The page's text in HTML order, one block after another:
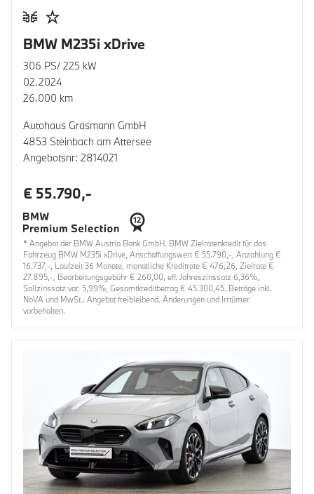
BMW M235i xDrive
306 PS/ 225 kW
02.2024
26.000 km
Autohaus Grasmann GmbH
4853 Steinbach am Attersee
Angebotsnr: 2814021
€ 55.790,-
* Angebot der BMW Austria Bank GmbH. BMW Zielratenkredit für das
Fahrzeug BMW M235i xDrive, Anschaffungswert € 55.790,-, Anzahlung €
16.737,-, Laufzeit 36 Monate, monatliche Kreditrate € 476,26, Zielrate €
27.895,-, Bearbeitungsgebühr € 260,00, eff. Jahreszinssatz 6,36%,
Sollzinssatz var. 5,99%, Gesamtkreditbetrag € 45.300,45. Beträge inkl.
NoVA und MwSt.. Angebot freibleibend. Änderungen und Irrtümer
vorbehalten.